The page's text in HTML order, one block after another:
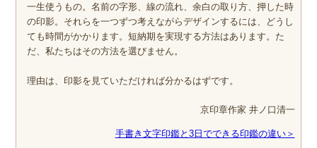
一生使うもの。名前の字形、線の流れ、余白の取り方、押した時
の印影。それらを一つずつ考えながらデザインするには、どうし
ても時間がかかります。短納期を実現する方法はあります。た
だ、私たちはその方法を選びません。
理由は、印影を見ていただければ分かるはずです。
京印章作家 井ノ口清一
手書き文字印鑑と3日でできる印鑑の違い＞